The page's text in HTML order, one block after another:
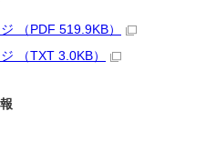
（PDF 519.9KB）
（TXT 3.0KB）